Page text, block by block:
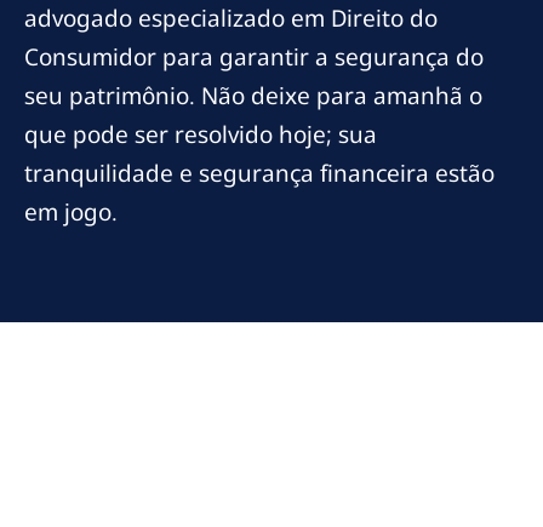
advogado especializado em Direito do
Consumidor para garantir a segurança do
seu patrimônio. Não deixe para amanhã o
que pode ser resolvido hoje; sua
tranquilidade e segurança financeira estão
em jogo.